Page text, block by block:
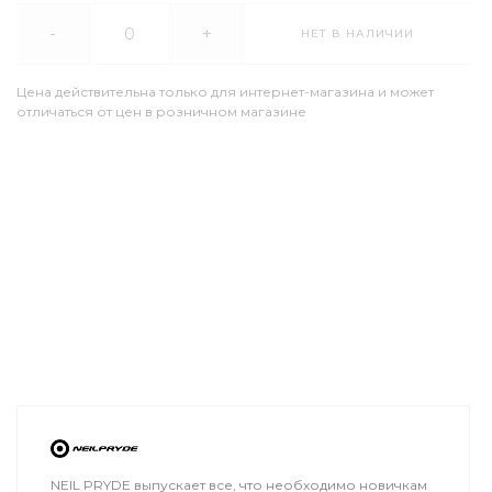
- + НЕТ В НАЛИЧИИ
Цена действительна только для интернет-магазина и может
отличаться от цен в розничном магазине
NEIL PRYDE выпускает все, что необходимо новичкам